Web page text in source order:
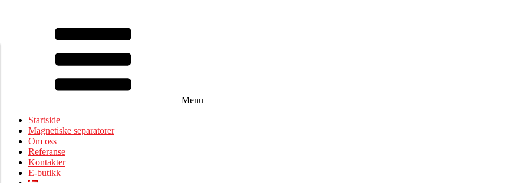
Menu
Startside
Magnetiske separatorer
Om oss
Referanse
Kontakter
E-butikk